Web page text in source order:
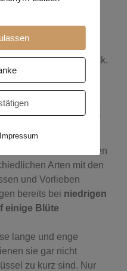
Nester anlegen,
für die
deren Vorräte zurück.
angelegten Studie
die
ergänzen
, aber nicht
der Wildbienen
Arten mit den
und Vorlieben
bereits bei niedrigen
einige Blüte
lange und enge
sie gar nicht
zu kurz sind. Nur
Impressum